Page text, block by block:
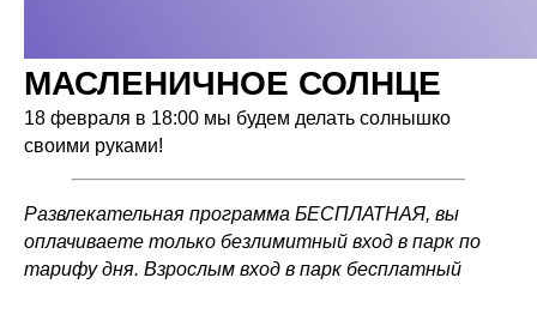
МАСЛЕНИЧНОЕ СОЛНЦЕ
18 февраля в 18:00 мы будем делать солнышко
своими руками!
Развлекательная программа БЕСПЛАТНАЯ, вы
оплачиваете только безлимитный вход в парк по
тарифу дня. Взрослым вход в парк бесплатный